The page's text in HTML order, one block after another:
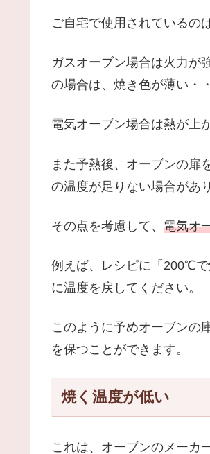
ご自宅で使用されているの
ガスオーブン場合は火力が
の場合は、焼き色が薄い・
電気オーブン場合は熱が上
また予熱後、オーブンの扉
の温度が足りない場合があ
その点を考慮して、 電気オ
例えば、レシピに「200℃
に温度を戻してください。
このように予めオーブンの
を保つことができます。
焼く温度が低い
これは、オーブンのメーカ